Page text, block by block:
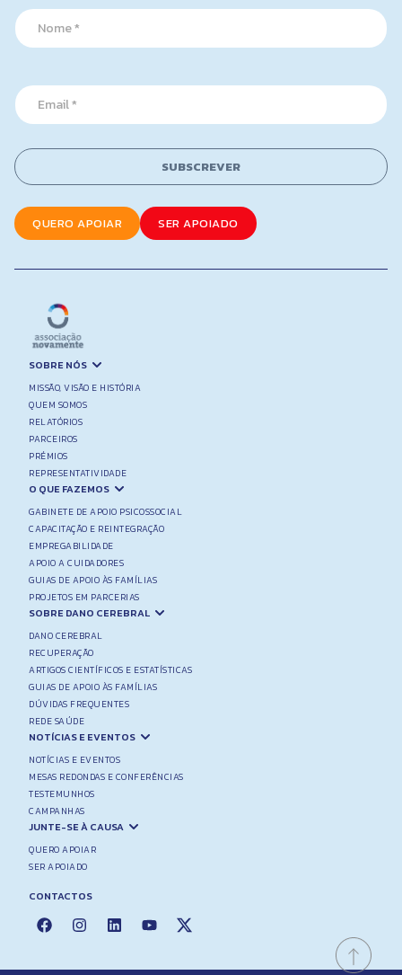
N
a
m
E
m
l
*
E
m
a
l
*
SUBSCREVER
QUERO APOIAR SER APOIADO
SOBRE NÓS
MISSÃO, VISÃO E HISTÓRIA
QUEM SOMOS
RELATÓRIOS
PARCEIROS
PRÉMIOS
REPRESENTATIVIDADE
O QUE FAZEMOS
GABINETE DE APOIO PSICOSSOCIAL
CAPACITAÇÃO E REINTEGRAÇÃO
EMPREGABILIDADE
APOIO A CUIDADORES
GUIAS DE APOIO ÀS FAMÍLIAS
PROJETOS EM PARCERIAS
SOBRE DANO CEREBRAL
DANO CEREBRAL
RECUPERAÇÃO
ARTIGOS CIENTÍFICOS E ESTATÍSTICAS
GUIAS DE APOIO ÀS FAMÍLIAS
DÚVIDAS FREQUENTES
REDE SAÚDE
NOTÍCIAS E EVENTOS
NOTÍCIAS E EVENTOS
MESAS REDONDAS E CONFERÊNCIAS
TESTEMUNHOS
CAMPANHAS
JUNTE-SE À CAUSA
QUERO APOIAR
SER APOIADO
CONTACTOS